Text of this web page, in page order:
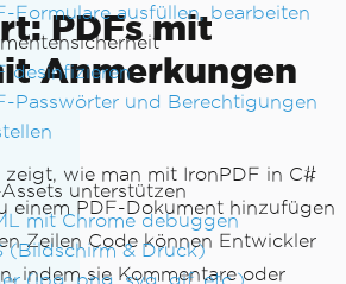
Formulare ausfüllen, bearbeiten
desinfizieren
Passwörter und Berechtigungen
unterstützen
mit Chrome debuggen
(Bildschirm & Druck)
(jpg, png, svg, gif, etc.)
PDFs mit
Anmerkungen
zeigt, wie man mit IronPDF in C#
einem PDF-Dokument hinzufügen
Zeilen Code können Entwickler
indem sie Kommentare oder